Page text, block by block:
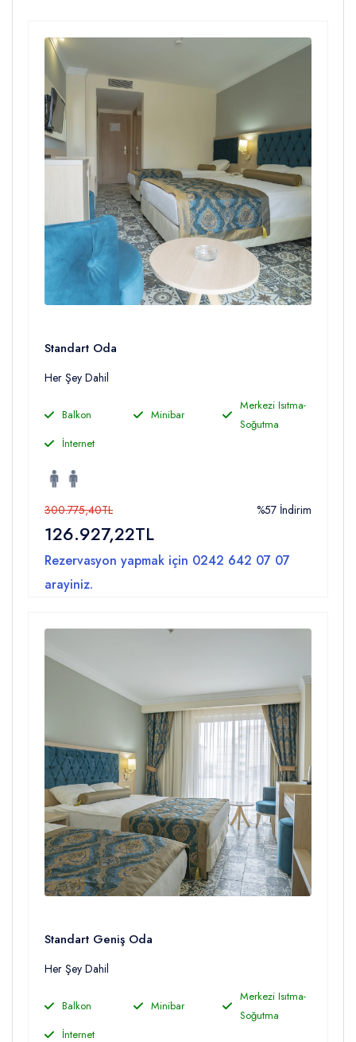
Standart Oda
Her Şey Dahil
Balkon Minibar
Merkezi Isıtma-
Soğutma
İnternet
300.775,40TL %57 İndirim
126.927,22TL
Rezervasyon yapmak için 0242 642 07 07
arayiniz.
Standart Geniş Oda
Her Şey Dahil
Balkon Minibar
Merkezi Isıtma-
Soğutma
İnternet